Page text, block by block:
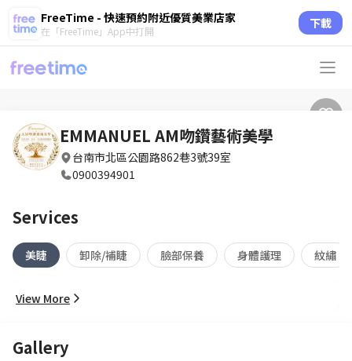
FreeTime - 快速預約附近優質美業店家
在「FreeTime」App中打開 下載
EMMANUEL AM吻鑽藝術美學
台南市北區公園路862巷3號39室
0900394901
Services
美睫 卸除/補睫 臉部保養 身體護理 紋繡
View More
Gallery